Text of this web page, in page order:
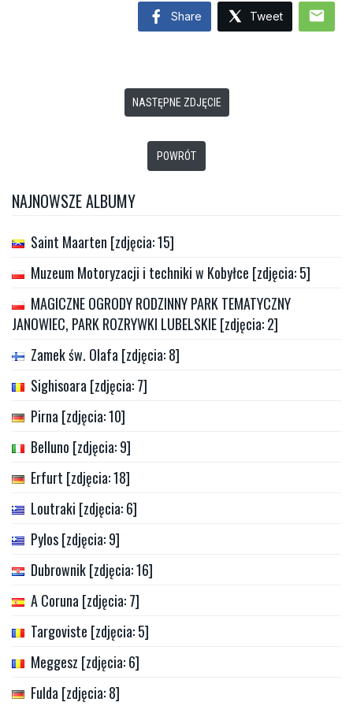
Share Tweet mail
NASTĘPNE ZDJĘCIE
POWRÓT
NAJNOWSZE ALBUMY
Saint Maarten [zdjęcia: 15]
Muzeum Motoryzacji i techniki w Kobyłce [zdjęcia: 5]
MAGICZNE OGRODY RODZINNY PARK TEMATYCZNY
JANOWIEC, PARK ROZRYWKI LUBELSKIE [zdjęcia: 2]
Zamek św. Olafa [zdjęcia: 8]
Sighisoara [zdjęcia: 7]
Pirna [zdjęcia: 10]
Belluno [zdjęcia: 9]
Erfurt [zdjęcia: 18]
Loutraki [zdjęcia: 6]
Pylos [zdjęcia: 9]
Dubrownik [zdjęcia: 16]
A Coruna [zdjęcia: 7]
Targoviste [zdjęcia: 5]
Meggesz [zdjęcia: 6]
Fulda [zdjęcia: 8]